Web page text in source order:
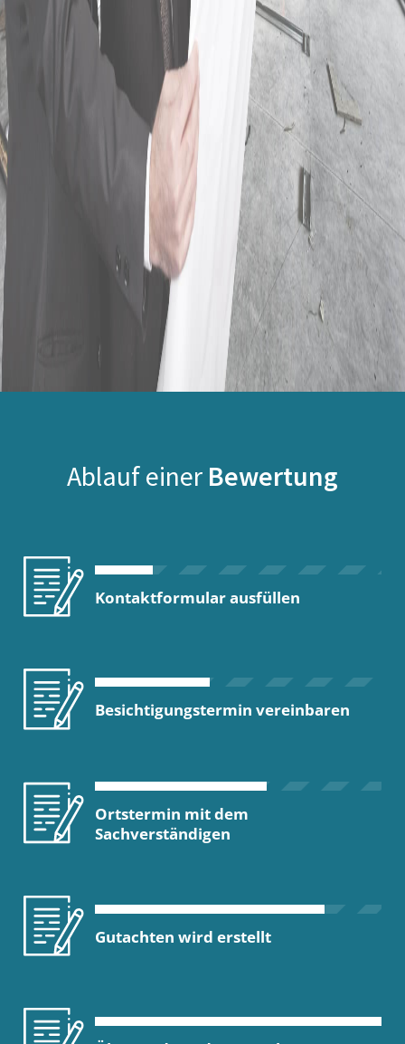
Ablauf einer Bewertung
Kontaktformular ausfüllen
Besichtigungstermin vereinbaren
Ortstermin mit dem
Sachverständigen
Gutachten wird erstellt